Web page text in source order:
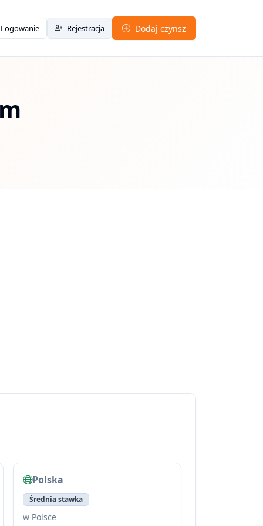
Logowanie Rejestracja Dodaj czynsz
Polska
Średnia stawka
w Polsce